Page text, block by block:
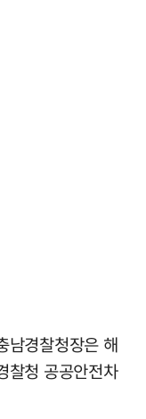
남경찰청장은 해
찰청 공공안전차